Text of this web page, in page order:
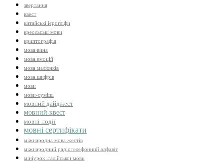
звертання
квест
китайські ієрогліфи
креольські мови
криптографія
мова вина
мова емоцій
мова малюнків
мова шифрів
мови
мови-суміші
мовний дайджест
мовний квест
мовні події
мовні сертифікати
міжнародна мова жестів
міжнародний радіотелефонний алфавіт
мініурок італійської мови